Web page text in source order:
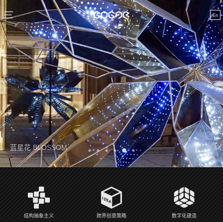
En
蓝星花 BLOSSOM
慧眼 INSIGHT
结构抽象主义 跨界创意策略 数字化建造